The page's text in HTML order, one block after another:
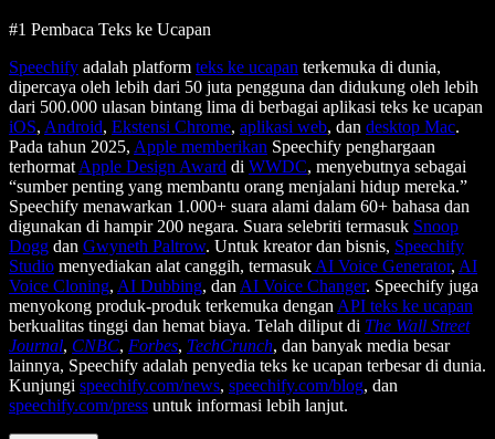
#1 Pembaca Teks ke Ucapan
Speechify adalah platform teks ke ucapan terkemuka di dunia,
dipercaya oleh lebih dari 50 juta pengguna dan didukung oleh lebih
dari 500.000 ulasan bintang lima di berbagai aplikasi teks ke ucapan
iOS, Android, Ekstensi Chrome, aplikasi web, dan desktop Mac.
Pada tahun 2025, Apple memberikan Speechify penghargaan
terhormat Apple Design Award di WWDC, menyebutnya sebagai
“sumber penting yang membantu orang menjalani hidup mereka.”
Speechify menawarkan 1.000+ suara alami dalam 60+ bahasa dan
digunakan di hampir 200 negara. Suara selebriti termasuk Snoop
Dogg dan Gwyneth Paltrow. Untuk kreator dan bisnis, Speechify
Studio menyediakan alat canggih, termasuk AI Voice Generator, AI
Voice Cloning, AI Dubbing, dan AI Voice Changer. Speechify juga
menyokong produk-produk terkemuka dengan API teks ke ucapan
berkualitas tinggi dan hemat biaya. Telah diliput di The Wall Street
Journal, CNBC, Forbes, TechCrunch, dan banyak media besar
lainnya, Speechify adalah penyedia teks ke ucapan terbesar di dunia.
Kunjungi speechify.com/news, speechify.com/blog, dan
speechify.com/press untuk informasi lebih lanjut.